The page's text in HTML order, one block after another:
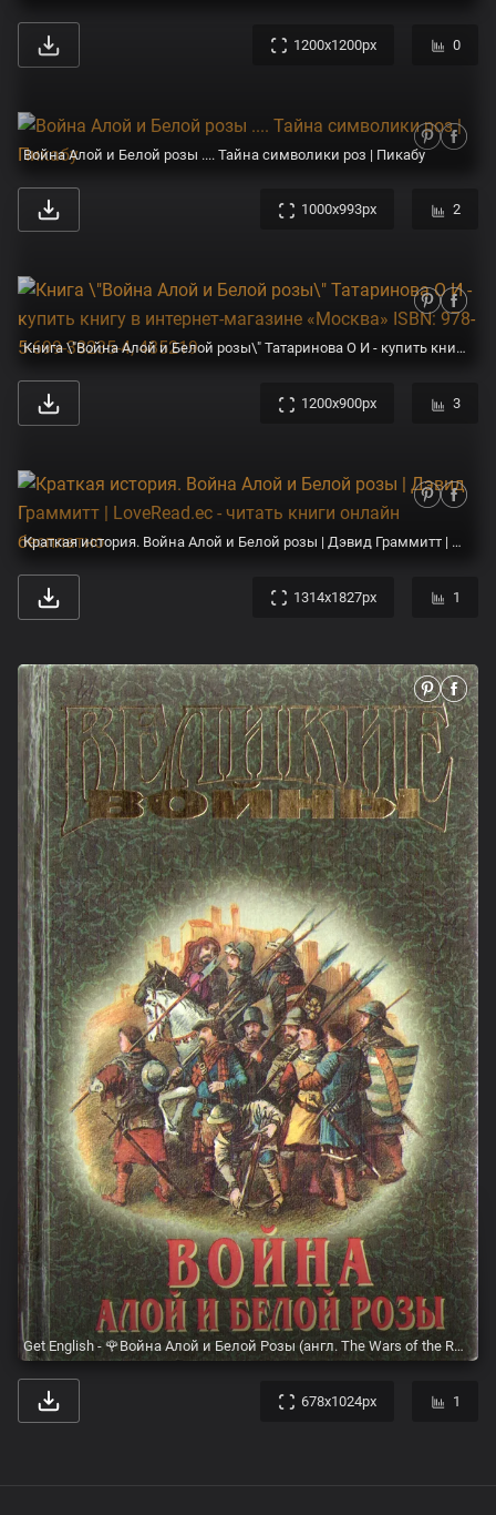
1200x1200px 0
Война Алой и Белой розы .... Тайна символики роз | Пикабу
1000x993px 2
Книга \"Война Алой и Белой розы\" Татаринова О И - купить книгу в интернет-магазине «Москва» ISBN: 978-5-699-38235-4, 485219
1200x900px 3
Краткая история. Война Алой и Белой розы | Дэвид Граммитт | LoveRead.ec - читать книги онлайн бесплатно
1314x1827px 1
Get English - 🌹Война Алой и Белой Розы (англ. The Wars of the Roses) 👉🏻 В 1412-1422 году королем Англии был Генрих V Ланкастер. Он был талантливым правителем и талантливым полководцем. В
678x1024px 1